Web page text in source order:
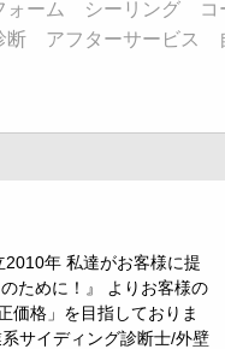
ーム シーリング コ
アフターサービス
年 私達がお客様に提
ために！』 よりお客様の
価格」を目指しておりま
サイディング診断士/外壁